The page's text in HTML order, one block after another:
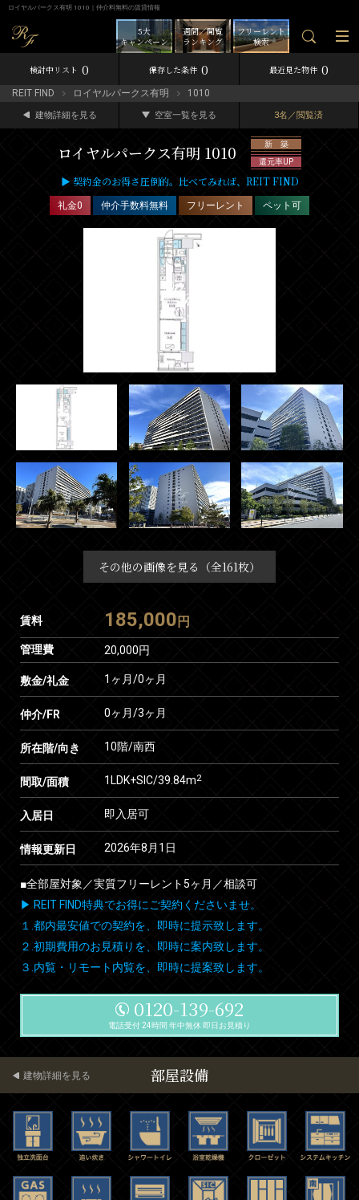
ロイヤルパークス有明 1010｜仲介料無料の賃貸情報
フリーレント
検索
週間／閲覧
ランキング
5大
キャンペーン
検討中リスト 0 保存した条件 0 最近見た物件 0
REIT FIND ロイヤルパークス有明 1010
建物詳細を見る 空室一覧を見る 3名／閲覧済
ロイヤルパークス有明 1010
新 築
還元率UP
▶ 契約金のお得さ圧倒的。比べてみれば、REIT FIND
礼金0 仲介手数料無料 フリーレント ペット可
その他の画像を見る（全161枚）
賃料 185,000 円
管理費 20,000円
敷金/礼金 1ヶ月/0ヶ月
仲介/FR 0ヶ月/3ヶ月
所在階/向き 10階/南西
間取/面積 1LDK+SIC/39.84m2
入居日 即入居可
情報更新日 2026年8月1日
■全部屋対象／実質フリーレント5ヶ月／相談可
▶ REIT FIND特典でお得にご契約くださいませ。
１.都内最安値での契約を、即時に提示致します。
２.初期費用のお見積りを、即時に案内致します。
３.内覧・リモート内覧を、即時に提案致します。
0120-139-692
電話受付 24時間 年中無休 即日お見積り
部屋設備
建物詳細を見る